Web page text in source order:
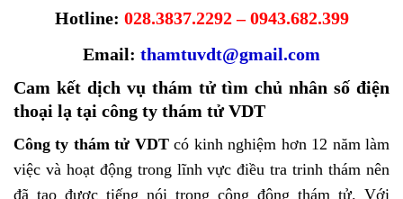
Hotline: 028.3837.2292 – 0943.682.399
Email: thamtuvdt@gmail.com
Cam kết dịch vụ thám tử tìm chủ nhân số điện
thoại lạ tại công ty thám tử VDT
Công ty thám tử VDTcó kinh nghiệm hơn 12 năm làm
việc và hoạt động trong lĩnh vực điều tra trinh thám nên
đã tạo được tiếng nói trong cộng động thám tử. Với